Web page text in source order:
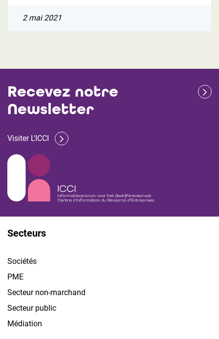
2 mai 2021
Recevez notre
Newsletter
Visiter L'ICCI
Secteurs
Sociétés
PME
Secteur non-marchand
Secteur public
Médiation